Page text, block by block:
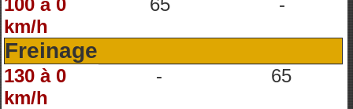
100 à 0
km/h
65 -
Freinage
130 à 0
km/h
- 65